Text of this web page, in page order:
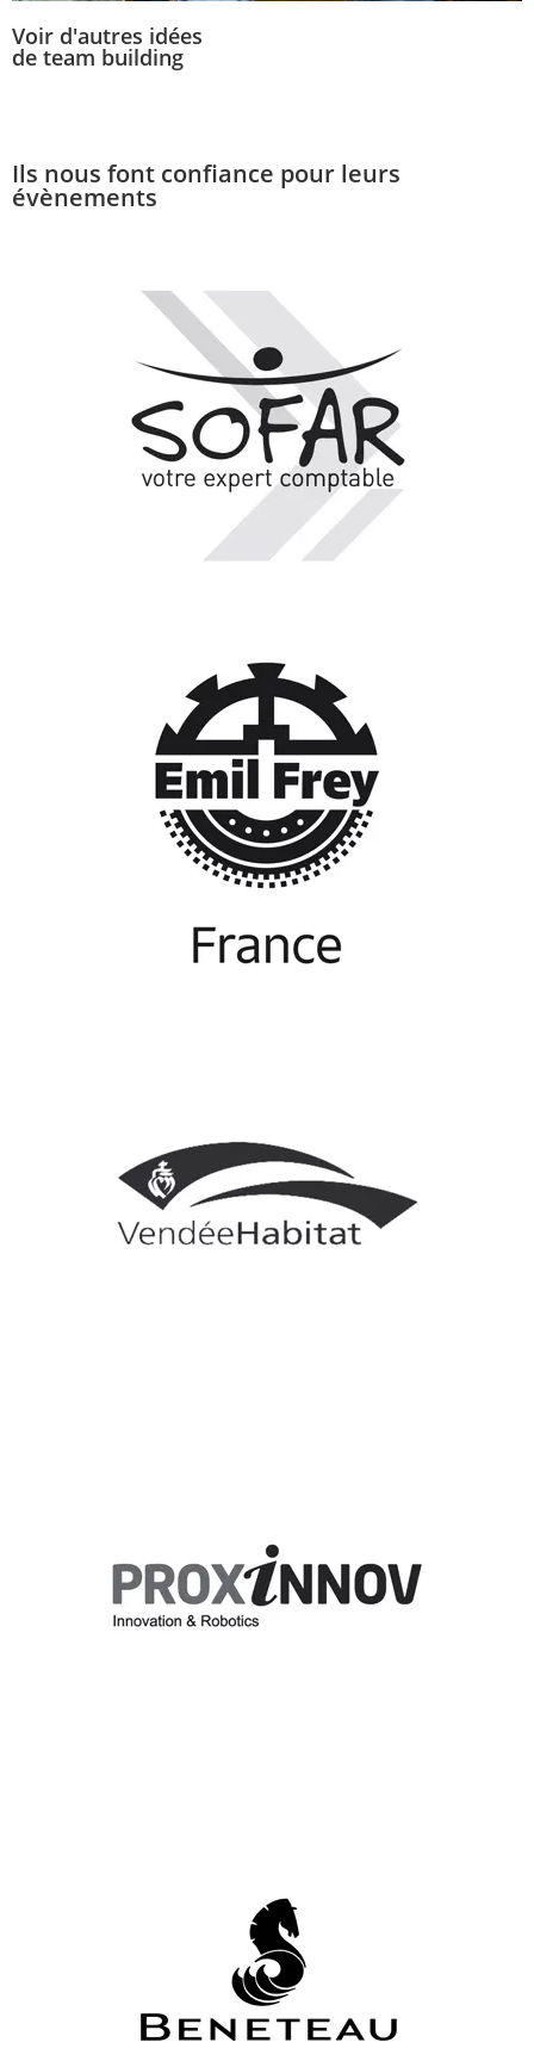
Voir d'autres idées
de team building
Ils nous font confiance pour leurs
évènements